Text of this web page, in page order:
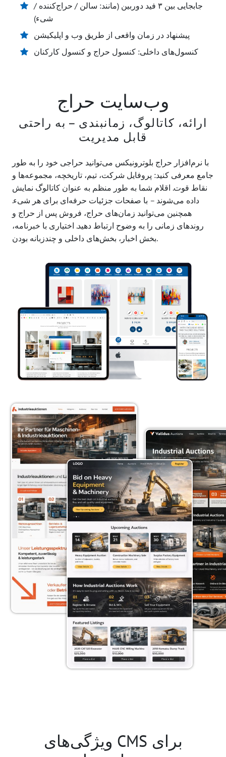
جابجایی بین ۳ فید دوربین (مانند: سالن / حراج‌کننده /
شیء)
پیشنهاد در زمان واقعی از طریق وب و اپلیکیشن
کنسول‌های داخلی: کنسول حراج و کنسول کارکنان
وب‌سایت حراج
ارائه، کاتالوگ، زمانبندی – به راحتی
قابل مدیریت
با نرم‌افزار حراج بلوترونیکس می‌توانید حراجی خود را به طور
جامع معرفی کنید: پروفایل شرکت، تیم، تاریخچه، مجموعه‌ها و
نقاط قوت. اقلام شما به طور منظم به عنوان کاتالوگ نمایش
داده می‌شوند – با صفحات جزئیات حرفه‌ای برای هر شیء.
همچنین می‌توانید زمان‌های حراج، فروش پس از حراج و
روندهای زمانی را به وضوح ارتباط دهید. اختیاری با خبرنامه،
بخش اخبار، بخش‌های داخلی و چندزبانه بودن.
ویژگی‌های CMS برای